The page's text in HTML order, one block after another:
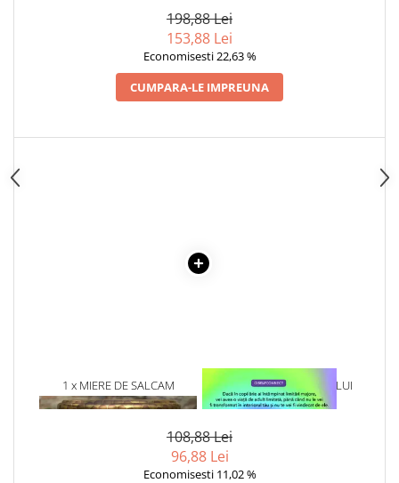
VOLUMELE I-III. CUTIE DE
COLECTIE -SCARLAT
198,88 Lei
153,88 Lei
Economisesti 22,63 %
CUMPARA-LE IMPREUNA
1 x MIERE DE SALCAM
ECOLOGICA 500G
1 x VINDECAREA COPILULUI
INTERIOR
108,88 Lei
96,88 Lei
Economisesti 11,02 %